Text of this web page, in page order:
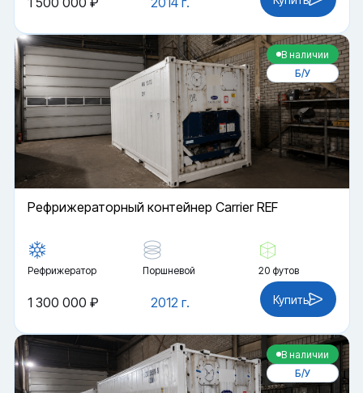
В наличии
Б/У
Рефрижераторный контейнер Carrier REF
Рефрижератор Поршневой 20 футов
2012 г.
1 300 000 ₽ Купить
В наличии
Б/У